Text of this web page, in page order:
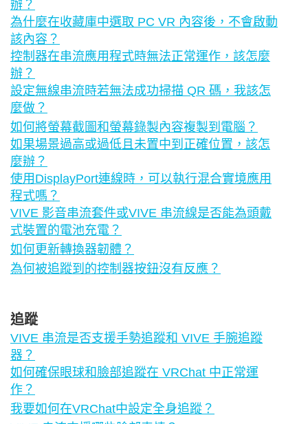
辦？
為什麼在收藏庫中選取 PC VR 內容後，不會啟動
該內容？
控制器在串流應用程式時無法正常運作，該怎麼
辦？
設定無線串流時若無法成功掃描 QR 碼，我該怎
麼做？
如何將螢幕截圖和螢幕錄製內容複製到電腦？
如果場景過高或過低且未置中到正確位置，該怎
麼辦？
使用DisplayPort連線時，可以執行混合實境應用
程式嗎？
VIVE 影音串流套件或VIVE 串流線是否能為頭戴
式裝置的電池充電？
如何更新轉換器韌體？
為何被追蹤到的控制器按鈕沒有反應？
追蹤
VIVE 串流是否支援手勢追蹤和 VIVE 手腕追蹤
器？
如何確保眼球和臉部追蹤在 VRChat 中正常運
作？
我要如何在VRChat中設定全身追蹤？